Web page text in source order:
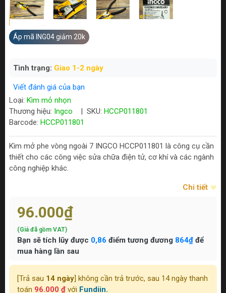
Áp mã ING04 giảm 20k
Tình trạng: Giao 1-2 ngày
Viết đánh giá của bạn
Loại: Kìm mỏ nhọn
Thương hiệu: Ingco SKU: HCCP011801
Barcode: HCCP011801
Kìm mở phe vòng ngoài 7 INGCO HCCP011801 là công cụ cần
thiết cho các công việc sửa chữa điện tử, cơ khí và các ngành
công nghiệp khác.
Chi tiết
96.000₫
(Giá đã gồm VAT)
Bạn sẽ tích lũy được 0,86 điểm tương đương 864₫ để
mua hàng lần sau
[Trả sau 14 ngày ] không cần trả trước, sau 14 ngày thanh
toán 96.000 ₫ với Fundiin.